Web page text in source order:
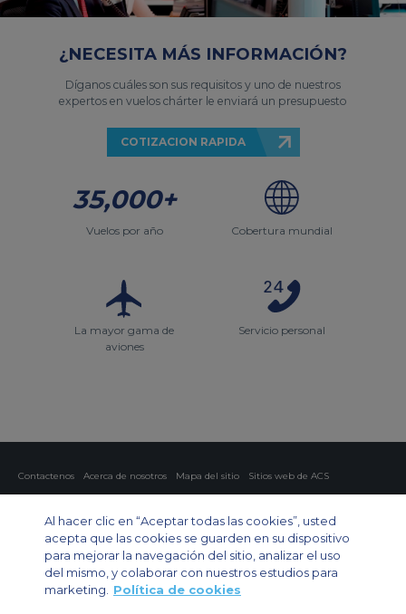
¿NECESITA MÁS INFORMACIÓN?
Díganos cuáles son sus requisitos y uno de nuestros
expertos en vuelos chárter le enviará un presupuesto
COTIZACION RAPIDA
35,000+
Vuelos por año Cobertura mundial
La mayor gama de
aviones
Servicio personal
Contactenos Acerca de nosotros Mapa del sitio
Sitios web de ACS
Chárter privado
Chárter para grupos Chárter de carga Guía de aviones
Private Charter App
Al hacer clic en “Aceptar todas las cookies”, usted
acepta que las cookies se guarden en su dispositivo
para mejorar la navegación del sitio, analizar el uso
del mismo, y colaborar con nuestros estudios para
marketing.
Política de cookies